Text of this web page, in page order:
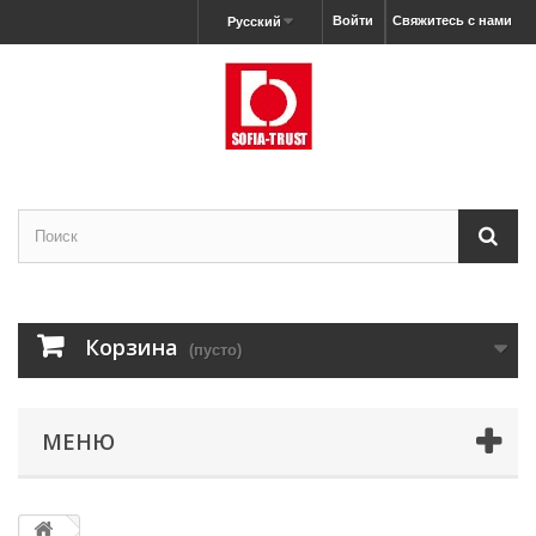
Свяжитесь с нами
Войти
Русский
Корзина (пусто)
МЕНЮ